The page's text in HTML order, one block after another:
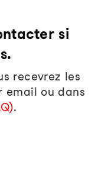
si
recevrez les
email ou dans
.